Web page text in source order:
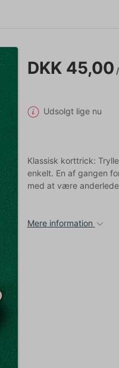
DKK 45,00
Udsolgt lige nu
Klassisk korttrick:
enkelt. En af gangen
med at være
Mere information